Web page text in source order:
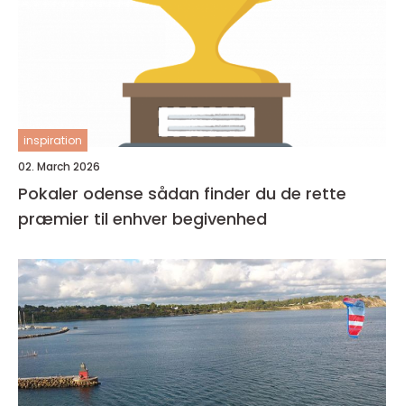
inspiration
02. March 2026
Pokaler odense sådan finder du de rette
præmier til enhver begivenhed